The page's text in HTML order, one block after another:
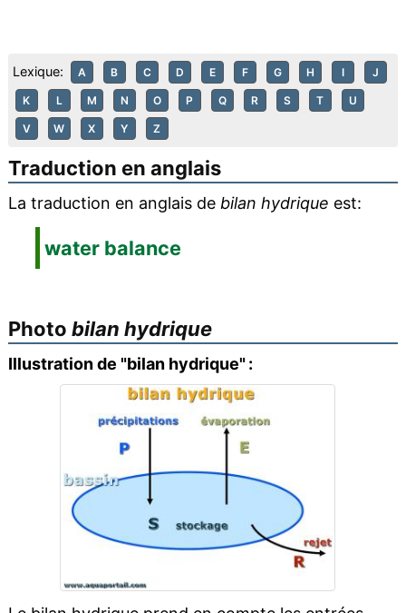
Lexique: A B C D E F G H I J
K L M N O P Q R S T U
V W X Y Z
Traduction en anglais
La traduction en anglais de bilan hydrique est:
water balance
Photo bilan hydrique
Illustration de "bilan hydrique" :